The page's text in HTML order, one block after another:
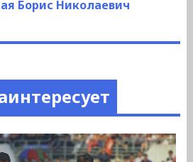
запись:
Борис Николаевич